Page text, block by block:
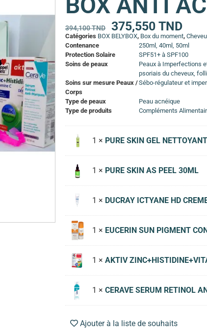
394,100TND 375,550TND
Catégories BOX BELYBOX, Box du moment,
Contenance
250ml, 40ml, 50ml
Protection Solaire
SPF51+ à SPF100
Soins de peaux
Peaux à Imperfections
psoriais du cheveux,
Soins sur mesure Peaux /
Corps
Sébo-régulateur et
Type de peaux
Peau acnéique
Type de produits
Compléments
1 × PURE SKIN GEL
1 × PURE SKIN AS PEEL 30ML
1 × DUCRAY ICTYANE HD
1 × EUCERIN SUN PIGMENT
1 ×AKTIV
1 ×CERAVE SERUM RETINOL
Ajouter à la liste de souhaits